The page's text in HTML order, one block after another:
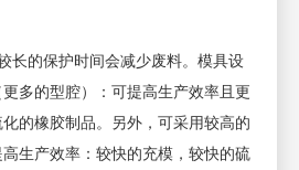
长的保护时间会减少废料。模具设
多的型腔）：可提高生产效率且更
的橡胶制品。另外，可采用较高的
生产效率：较快的充模，较快的硫